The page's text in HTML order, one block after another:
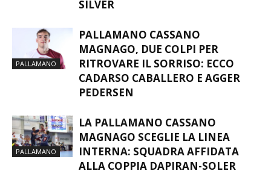
SILVER
PALLAMANO
PALLAMANO CASSANO
MAGNAGO, DUE COLPI PER
RITROVARE IL SORRISO: ECCO
CADARSO CABALLERO E AGGER
PEDERSEN
PALLAMANO
LA PALLAMANO CASSANO
MAGNAGO SCEGLIE LA LINEA
INTERNA: SQUADRA AFFIDATA
ALLA COPPIA DAPIRAN-SOLER